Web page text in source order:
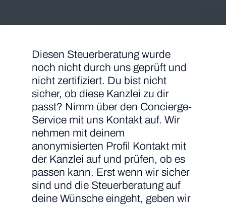
Diesen Steuerberatung wurde
noch nicht durch uns geprüft und
nicht zertifiziert. Du bist nicht
sicher, ob diese Kanzlei zu dir
passt? Nimm über den Concierge-
Service mit uns Kontakt auf. Wir
nehmen mit deinem
anonymisierten Profil Kontakt mit
der Kanzlei auf und prüfen, ob es
passen kann. Erst wenn wir sicher
sind und die Steuerberatung auf
deine Wünsche eingeht, geben wir